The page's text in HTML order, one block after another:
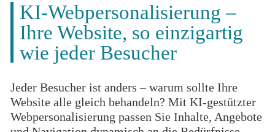
KI-Webpersonalisierung –
Ihre Website, so einzigartig
wie jeder Besucher
Jeder Besucher ist anders – warum sollte Ihre
Website alle gleich behandeln? Mit KI-gestützter
Webpersonalisierung passen Sie Inhalte, Angebote